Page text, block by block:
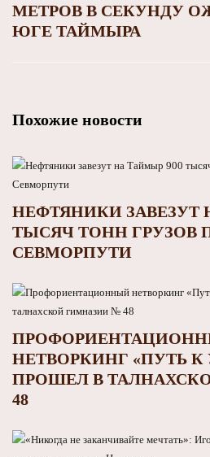
МЕТРОВ В СЕКУНДУ
ЮГЕ ТАЙМЫРА
Похожие новости
НЕФТЯНИКИ ЗАВЕЗУТ
ТЫСЯЧ ТОНН ГРУЗОВ
СЕВМОРПУТИ
НЕТВОРКИНГ «ПУТЬ К
ПРОШЕЛ В
48